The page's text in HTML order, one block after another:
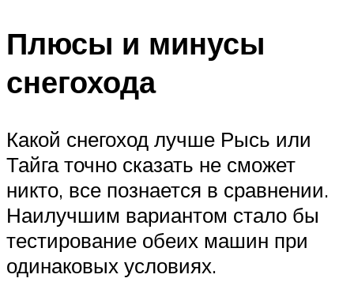
Плюсы и минусы
снегохода
Какой снегоход лучше Рысь или
Тайга точно сказать не сможет
никто, все познается в сравнении.
Наилучшим вариантом стало бы
тестирование обеих машин при
одинаковых условиях.